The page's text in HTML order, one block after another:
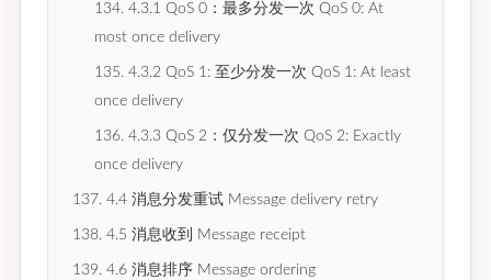
134. 4.3.1 QoS 0：最多分发一次 QoS 0: At
most once delivery
135. 4.3.2 QoS 1: 至少分发一次 QoS 1: At least
once delivery
136. 4.3.3 QoS 2：仅分发一次 QoS 2: Exactly
once delivery
137. 4.4 消息分发重试 Message delivery retry
138. 4.5 消息收到 Message receipt
139. 4.6 消息排序 Message ordering